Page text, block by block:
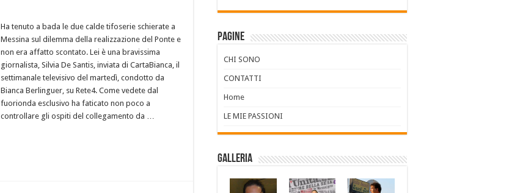
Ha tenuto a bada le due calde tifoserie schierate a
Messina sul dilemma della realizzazione del Ponte e
non era affatto scontato. Lei è una bravissima
giornalista, Silvia De Santis, inviata di CartaBianca, il
settimanale televisivo del martedì, condotto da
Bianca Berlinguer, su Rete4. Come vedete dal
fuorionda esclusivo ha faticato non poco a
controllare gli ospiti del collegamento da …
Pagine
CHI SONO
CONTATTI
Home
LE MIE PASSIONI
Galleria